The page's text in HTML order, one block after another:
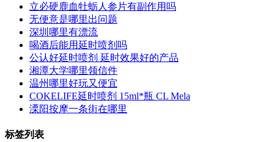
立必硬鹿血牡蛎人参片有副作用吗
无便意是哪里出问题
深圳哪里有漂流
喝酒后能用延时喷剂吗
公认好延时喷剂 延时效果好的产品
湘潭大学哪里领信件
温州哪里好玩又便宜
COKELIFE延时喷剂 15ml*瓶 CL Mela
溧阳按摩一条街在哪里
标签列表